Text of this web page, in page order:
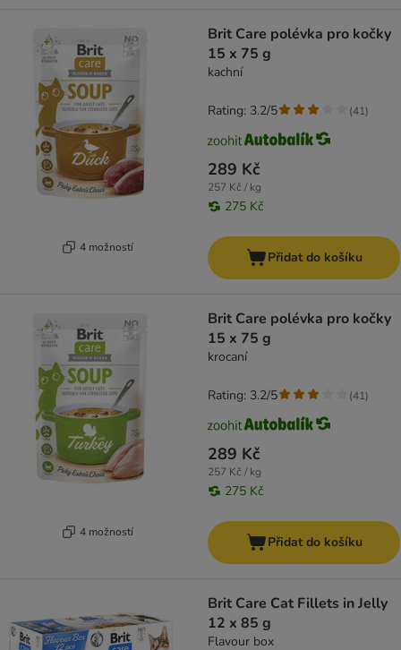
4 možností
Brit Care polévka pro kočky
15 x 75 g
kachní
289 Kč
257 Kč / kg
275 Kč
Rating: 3.2/5 (41)
Přidat do košíku
4 možností
Brit Care polévka pro kočky
15 x 75 g
krocaní
289 Kč
257 Kč / kg
275 Kč
Rating: 3.2/5 (41)
Přidat do košíku
Brit Care Cat Fillets in Jelly
12 x 85 g
Flavour box